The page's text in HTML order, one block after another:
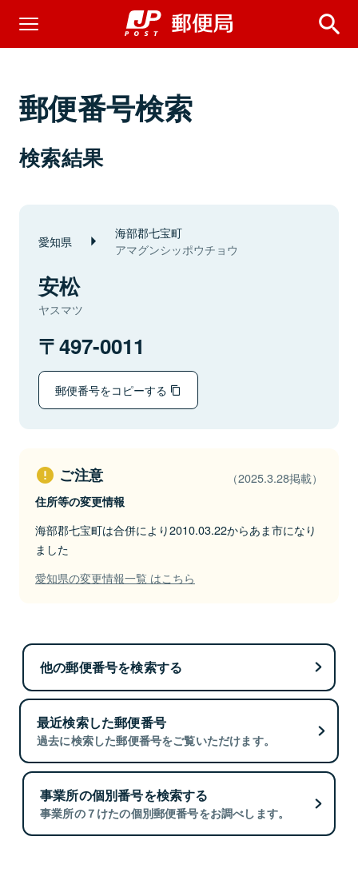
郵便番号検索
検索結果
愛知県 海部郡七宝町
アマグンシッポウチョウ
安松
ヤスマツ
497-0011
郵便番号をコピーする
ご注意 （2025.3.28掲載）
住所等の変更情報
海部郡七宝町は合併により2010.03.22からあま市になり
ました
愛知県の変更情報一覧 はこちら
他の郵便番号を検索する
最近検索した郵便番号
過去に検索した郵便番号をご覧いただけます。
事業所の個別番号を検索する
事業所の７けたの個別郵便番号をお調べします。